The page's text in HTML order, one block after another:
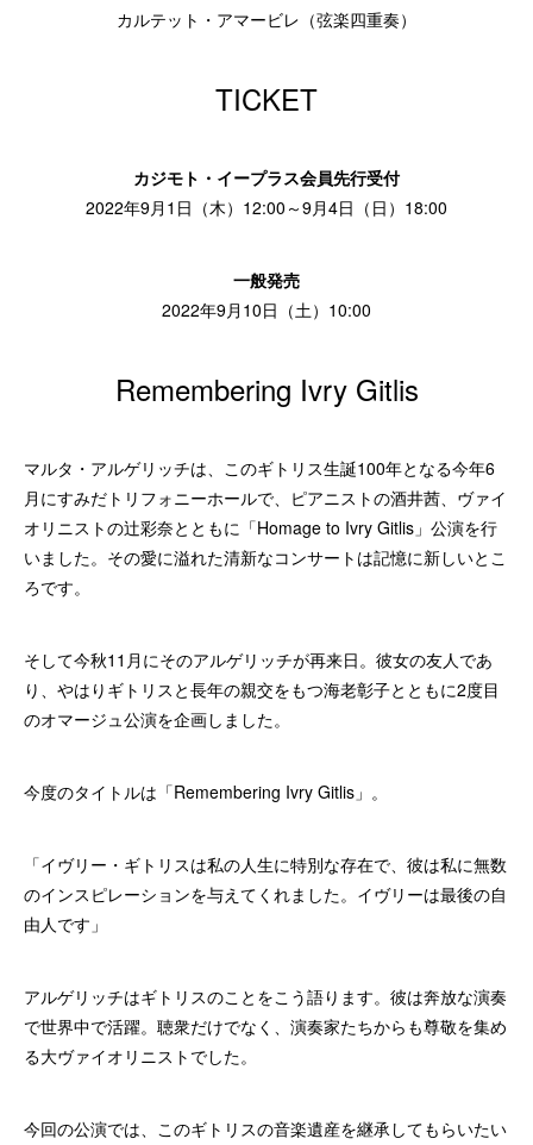
カルテット・アマービレ（弦楽四重奏）
TICKET
カジモト・イープラス会員先行受付
2022年9月1日（木）12:00～9月4日（日）18:00
一般発売
2022年9月10日（土）10:00
Remembering Ivry Gitlis
マルタ・アルゲリッチは、このギトリス生誕100年となる今年6
月にすみだトリフォニーホールで、ピアニストの酒井茜、ヴァイ
オリニストの辻󠄀彩奈とともに「Homage to Ivry Gitlis」公演を行
いました。その愛に溢れた清新なコンサートは記憶に新しいとこ
ろです。
そして今秋11月にそのアルゲリッチが再来日。彼女の友人であ
り、やはりギトリスと長年の親交をもつ海老彰子とともに2度目
のオマージュ公演を企画しました。
今度のタイトルは「Remembering Ivry Gitlis」。
「イヴリー・ギトリスは私の人生に特別な存在で、彼は私に無数
のインスピレーションを与えてくれました。イヴリーは最後の自
由人です」
アルゲリッチはギトリスのことをこう語ります。彼は奔放な演奏
で世界中で活躍。聴衆だけでなく、演奏家たちからも尊敬を集め
る大ヴァイオリニストでした。
今回の公演では、このギトリスの音楽遺産を継承してもらいたい